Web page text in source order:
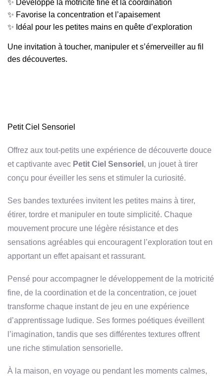
✨ Développe la motricité fine et la coordination
✨ Favorise la concentration et l’apaisement
✨ Idéal pour les petites mains en quête d’exploration
Une invitation à toucher, manipuler et s’émerveiller au fil
des découvertes.
Petit Ciel Sensoriel
Offrez aux tout-petits une expérience de découverte douce
et captivante avec Petit Ciel Sensoriel , un jouet à tirer
conçu pour éveiller les sens et stimuler la curiosité.
Ses bandes texturées invitent les petites mains à tirer,
étirer, tordre et manipuler en toute simplicité. Chaque
mouvement procure une légère résistance et des
sensations agréables qui encouragent l’exploration tout en
apportant un effet apaisant et rassurant.
Pensé pour accompagner le développement de la motricité
fine, de la coordination et de la concentration, ce jouet
transforme chaque instant de jeu en une expérience
d’apprentissage ludique. Ses formes poétiques éveillent
l’imagination, tandis que ses différentes textures offrent
une riche stimulation sensorielle.
À la maison, en voyage ou pendant les moments calmes,